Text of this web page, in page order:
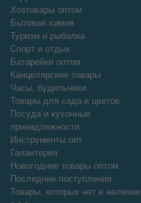
161.18р.от 5000р.
147.31
128.25 15000
Набор солдатиков
описание
Арт:042-187 Играем вместе
Цена от суммы ВСЕГО заказа